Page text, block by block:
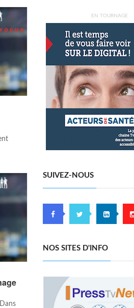
EN TOURNAGE
SUIVEZ-NOUS
NOS SITES D'INFO